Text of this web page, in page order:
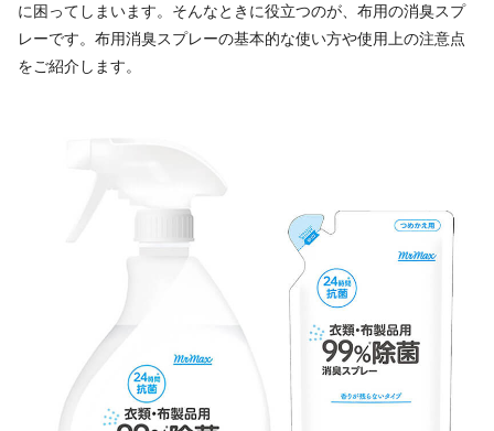
に困ってしまいます。そんなときに役立つのが、布用の消臭スプ
レーです。布用消臭スプレーの基本的な使い方や使用上の注意点
をご紹介します。